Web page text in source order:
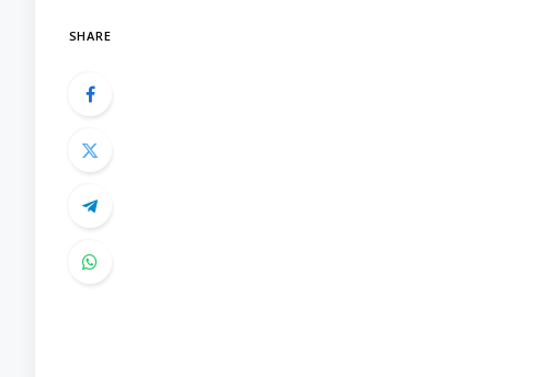
SHARE